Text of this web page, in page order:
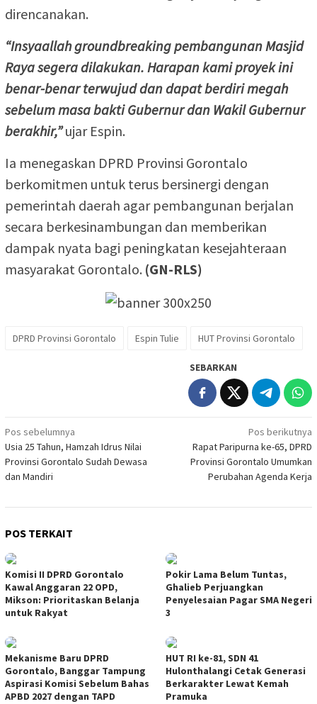
direncanakan.
“Insyaallah groundbreaking pembangunan Masjid
Raya segera dilakukan. Harapan kami proyek ini
benar-benar terwujud dan dapat berdiri megah
sebelum masa bakti Gubernur dan Wakil Gubernur
berakhir,”ujar Espin.
Ia menegaskan DPRD Provinsi Gorontalo
berkomitmen untuk terus bersinergi dengan
pemerintah daerah agar pembangunan berjalan
secara berkesinambungan dan memberikan
dampak nyata bagi peningkatan kesejahteraan
masyarakat Gorontalo. (GN-RLS)
DPRD Provinsi Gorontalo Espin Tulie HUT Provinsi Gorontalo
SEBARKAN
Navigasi
pos
Pos sebelumnya
Usia 25 Tahun, Hamzah Idrus Nilai
Provinsi Gorontalo Sudah Dewasa
dan Mandiri
Pos berikutnya
Rapat Paripurna ke-65, DPRD
Provinsi Gorontalo Umumkan
Perubahan Agenda Kerja
POS TERKAIT
Komisi II DPRD Gorontalo
Kawal Anggaran 22 OPD,
Mikson: Prioritaskan Belanja
untuk Rakyat
Pokir Lama Belum Tuntas,
Ghalieb Perjuangkan
Penyelesaian Pagar SMA Negeri
3
Mekanisme Baru DPRD
Gorontalo, Banggar Tampung
Aspirasi Komisi Sebelum Bahas
APBD 2027 dengan TAPD
HUT RI ke-81, SDN 41
Hulonthalangi Cetak Generasi
Berkarakter Lewat Kemah
Pramuka